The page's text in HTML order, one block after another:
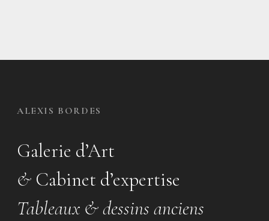
ALEXIS BORDES
Galerie d’Art
& Cabinet d’expertise
Tableaux & dessins anciens